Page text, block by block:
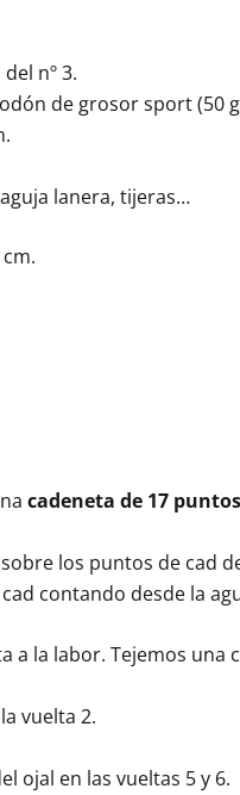
nº 3.
de grosor sport (50
lanera, tijeras…
cadeneta de 17
los puntos de cad
contando desde la
a la labor. Tejemos una
vuelta 2.
ojal en las vueltas 5 y 6.